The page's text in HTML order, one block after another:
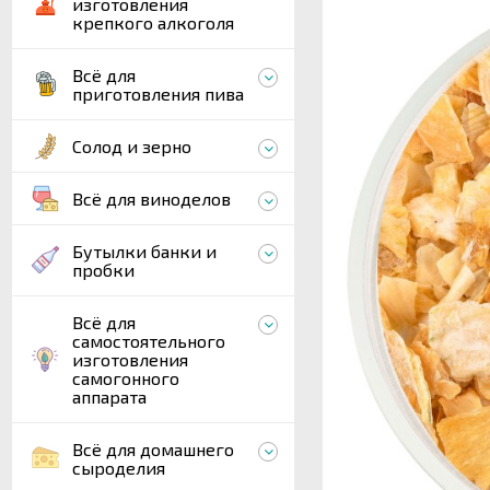
крепкого алкоголя
Всё для
приготовления пива
Солод и зерно
Всё для виноделов
Бутылки банки и
пробки
Всё для
самостоятельного
изготовления
самогонного
аппарата
Всё для домашнего
сыроделия